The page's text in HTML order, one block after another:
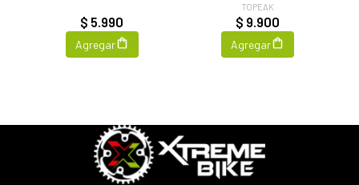
$ 5.990
Agregar
TOPEAK
$ 9.900
Agregar